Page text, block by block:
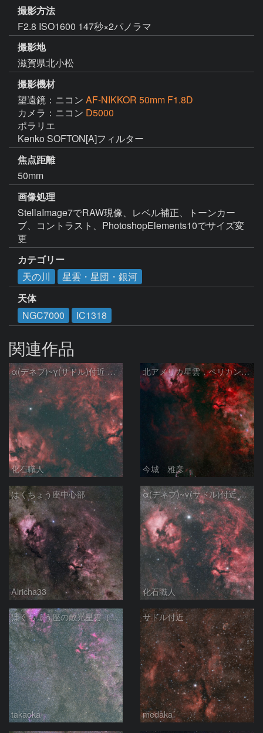
撮影方法
F2.8 ISO1600 147秒×2パノラマ
撮影地
滋賀県北小松
撮影機材
望遠鏡：ニコン AF-NIKKOR 50mm F1.8D
カメラ：ニコン D5000
ポラリエ
Kenko SOFTON[A]フィルター
焦点距離
50mm
画像処理
StellaImage7でRAW現像、レベル補正、トーンカー
ブ、コントラスト、PhotoshopElements10でサイズ変
更
カテゴリー
天の川
星雲・星団・銀河
天体
NGC7000
IC1318
関連作品
α(デネブ)~γ(サドル)付近 NGC7000 北アメリカ星雲 IC5067~5070 ペリカン星雲 Sh2-112 はくちょう座
化石職人
北アメリカ星雲，ペリカン星雲，サドル付近，クレセント星雲，網状星雲・・・etc
今城 雅彦
はくちょう座中心部
Alricha33
α(デネブ)~γ(サドル)付近 NGC7000 北アメリカ星雲 IC5067~5070 ペリカン星雲 はくちょう座
化石職人
はくちょう座の散光星雲（１００ｍｍ）
takaoka
サドル付近
medaka